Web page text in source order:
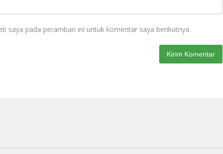
saya pada peramban ini untuk komentar saya berikutnya.